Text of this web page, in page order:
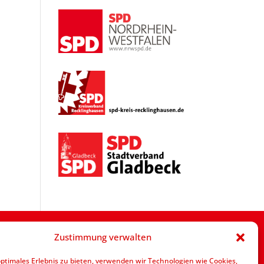
Zustimmung verwalten
Erlebnis zu bieten, verwenden wir Technologien wie Cookies,